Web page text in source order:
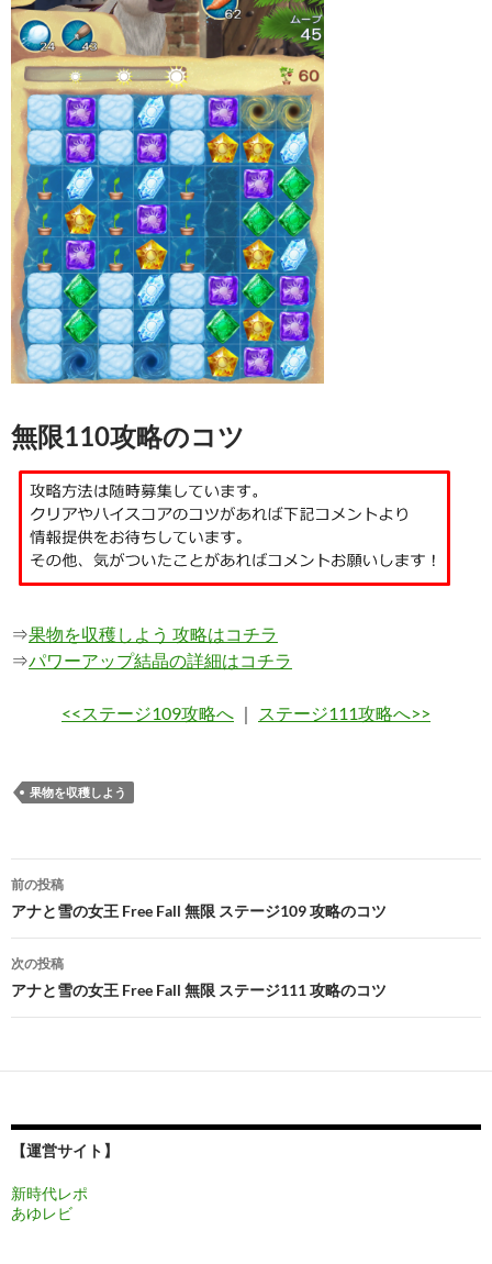
無限110攻略のコツ
⇒果物を収穫しよう 攻略はコチラ
⇒パワーアップ結晶の詳細はコチラ
<<ステージ109攻略へ ｜ ステージ111攻略へ>>
果物を収穫しよう
投
稿
ナ
ビ
ゲ
ー
ョ
ン
前の投稿
アナと雪の女王 Free Fall 無限 ステージ109 攻略のコツ
次の投稿
アナと雪の女王 Free Fall 無限 ステージ111 攻略のコツ
【運営サイト】
新時代レポ
あゆレビ